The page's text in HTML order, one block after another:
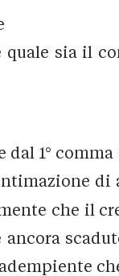
quale sia il
dal 1°
di
che il
ancora